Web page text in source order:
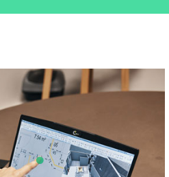
pédagogie